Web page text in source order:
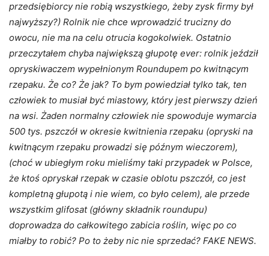
przedsiębiorcy nie robią wszystkiego, żeby zysk firmy był
najwyższy?) Rolnik nie chce wprowadzić trucizny do
owocu, nie ma na celu otrucia kogokolwiek. Ostatnio
przeczytałem chyba największą głupotę ever: rolnik jeździł
opryskiwaczem wypełnionym Roundupem po kwitnącym
rzepaku. Że co? Że jak? To bym powiedział tylko tak, ten
człowiek to musiał być miastowy, który jest pierwszy dzień
na wsi. Żaden normalny człowiek nie spowoduje wymarcia
500 tys. pszczół w okresie kwitnienia rzepaku (opryski na
kwitnącym rzepaku prowadzi się późnym wieczorem),
(choć w ubiegłym roku mieliśmy taki przypadek w Polsce,
że ktoś opryskał rzepak w czasie oblotu pszczół, co jest
kompletną głupotą i nie wiem, co było celem), ale przede
wszystkim glifosat (główny składnik roundupu)
doprowadza do całkowitego zabicia roślin, więc po co
miałby to robić? Po to żeby nic nie sprzedać? FAKE NEWS.